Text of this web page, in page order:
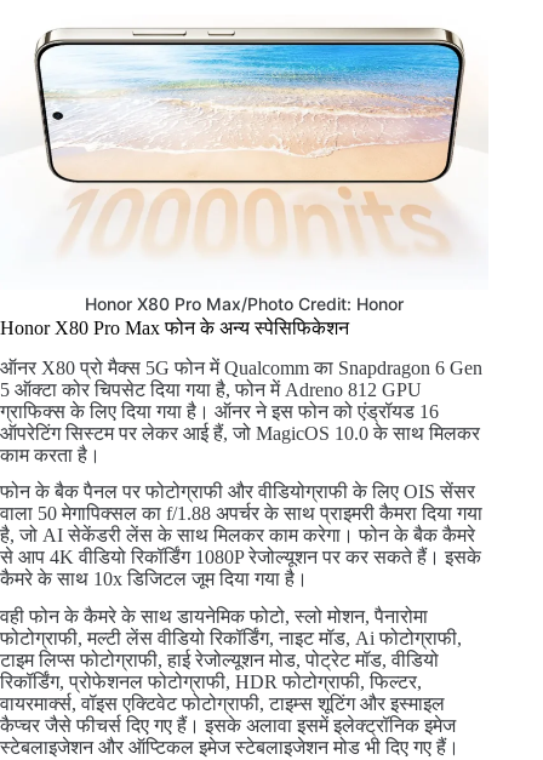
Honor X80 Pro Max/Photo Credit: Honor
Honor X80 Pro Max फोन के अन्य स्पेसिफिकेशन
ऑनर X80 प्रो मैक्स 5G फोन में Qualcomm का Snapdragon 6 Gen
5 ऑक्टा कोर चिपसेट दिया गया है, फोन में Adreno 812 GPU
ग्राफिक्स के लिए दिया गया है। ऑनर ने इस फोन को एंड्रॉयड 16
ऑपरेटिंग सिस्टम पर लेकर आई हैं, जो MagicOS 10.0 के साथ मिलकर
काम करता है।
फोन के बैक पैनल पर फोटोग्राफी और वीडियोग्राफी के लिए OIS सेंसर
वाला 50 मेगापिक्सल का f/1.88 अपर्चर के साथ प्राइमरी कैमरा दिया गया
है, जो AI सेकेंडरी लेंस के साथ मिलकर काम करेगा। फोन के बैक कैमरे
से आप 4K वीडियो रिकॉर्डिंग 1080P रेजोल्यूशन पर कर सकते हैं। इसके
कैमरे के साथ 10x डिजिटल जूम दिया गया है।
वही फोन के कैमरे के साथ डायनेमिक फोटो, स्लो मोशन, पैनारोमा
फोटोग्राफी, मल्टी लेंस वीडियो रिकॉर्डिंग, नाइट मॉड, Ai फोटोग्राफी,
टाइम लिप्स फोटोग्राफी, हाई रेजोल्यूशन मोड, पोट्रेट मॉड, वीडियो
रिकॉर्डिंग, प्रोफेशनल फोटोग्राफी, HDR फोटोग्राफी, फिल्टर,
वायरमार्क्स, वॉइस एक्टिवेट फोटोग्राफी, टाइम्स शूटिंग और इस्माइल
कैप्चर जैसे फीचर्स दिए गए हैं। इसके अलावा इसमें इलेक्ट्रॉनिक इमेज
स्टेबलाइजेशन और ऑप्टिकल इमेज स्टेबलाइजेशन मोड भी दिए गए हैं।